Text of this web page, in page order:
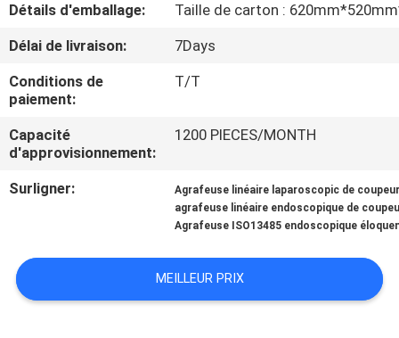
CONTRÔLE
DE
QUALITÉ
CONTACTEZ-
NOUS
UNE
CITATION
Détails d'emballage:
Taille de carton :
Délai de livraison:
7Days
Conditions de
paiement:
T/T
Capacité
d'approvisionnement:
1200 PIECES/MONTH
Surligner:
Agrafeuse linéaire laparoscopic de
agrafeuse linéaire endoscopique de
Agrafeuse ISO13485 endoscopique
MEILLEUR PRIX